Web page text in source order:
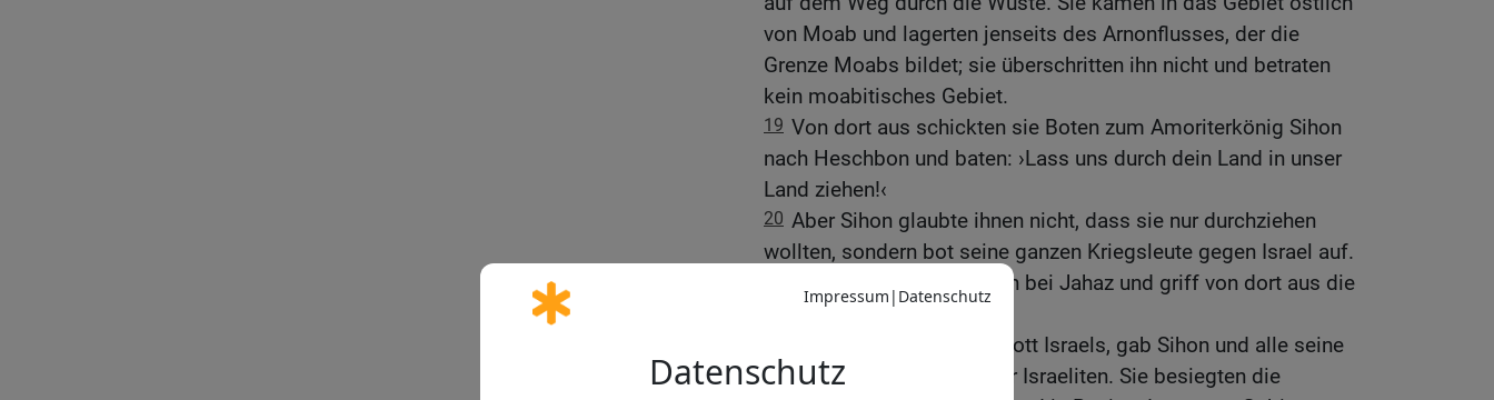
von Moab und lagerten jenseits des Arnonflusses, der die
Grenze Moabs bildet; sie überschritten ihn nicht und betraten
kein moabitisches Gebiet.
19 Von dort aus schickten sie Boten zum Amoriterkönig Sihon
nach Heschbon und baten: ›Lass uns durch dein Land in unser
Land ziehen!‹
20 Aber Sihon glaubte ihnen nicht, dass sie nur durchziehen
wollten, sondern bot seine ganzen Kriegsleute gegen Israel auf.
Er sammelte seine Truppen bei Jahaz und griff von dort aus die
Israeliten an.
Der HERR aber, der Gott Israels, gab Sihon und alle seine
Kriegsleute in die Hand der Israeliten. Sie besiegten die